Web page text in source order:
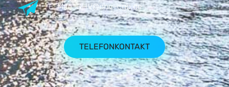
E-Mail:DHV@dhv-cgb.de
TELEFONKONTAKT